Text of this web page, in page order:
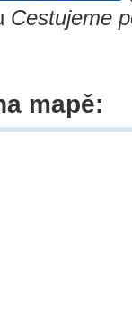
Cestujeme
mapě: